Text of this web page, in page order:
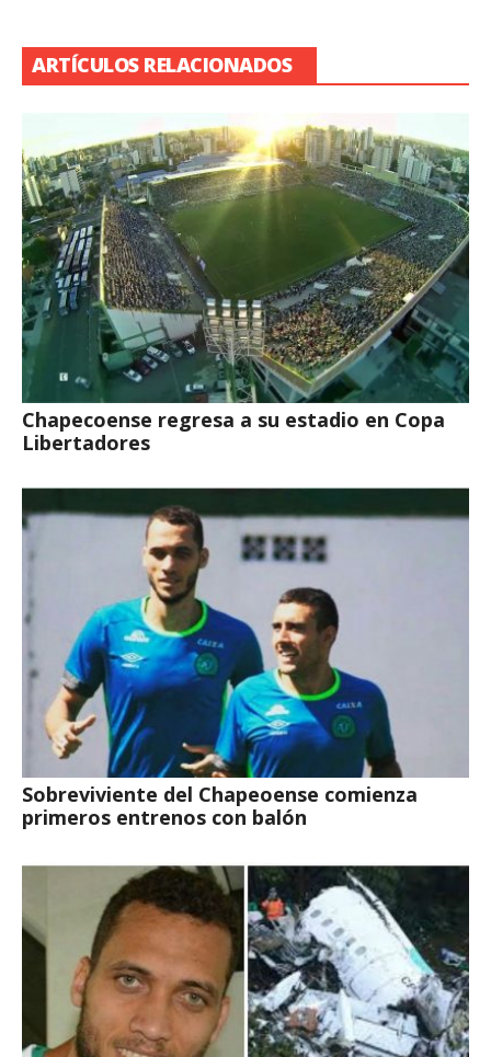
ARTÍCULOS RELACIONADOS
Chapecoense regresa a su estadio en Copa
Libertadores
Sobreviviente del Chapeoense comienza
primeros entrenos con balón